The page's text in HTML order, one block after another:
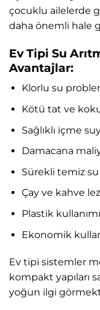
çocuklu ailelerde
daha önemli hale
Ev Tipi Su
Avantajlar:
Klorlu su
Kötü tat ve
Sağlıklı içme
Damacana
Sürekli temiz
Çay ve kahve
Plastik
Ekonomik
Ev tipi sistemler
kompakt yapıları
yoğun ilgi